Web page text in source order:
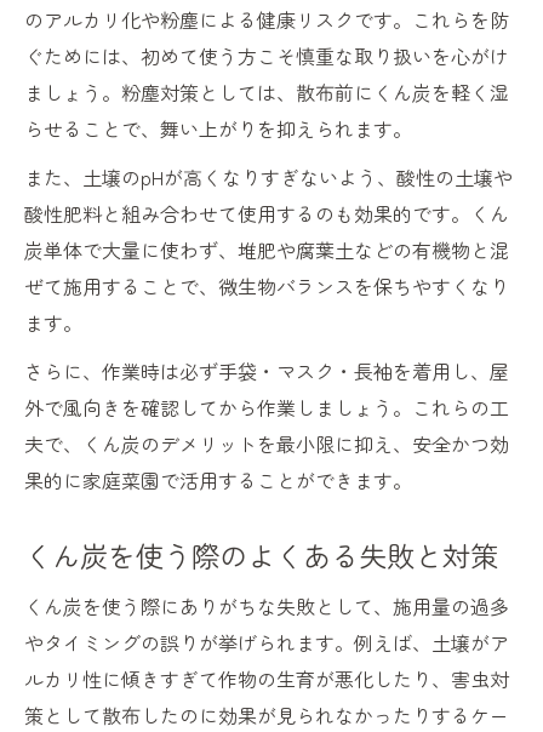
のアルカリ化や粉塵による健康リスクです。これらを防
ぐためには、初めて使う方こそ慎重な取り扱いを心がけ
ましょう。粉塵対策としては、散布前にくん炭を軽く湿
らせることで、舞い上がりを抑えられます。
また、土壌のpHが高くなりすぎないよう、酸性の土壌や
酸性肥料と組み合わせて使用するのも効果的です。くん
炭単体で大量に使わず、堆肥や腐葉土などの有機物と混
ぜて施用することで、微生物バランスを保ちやすくなり
ます。
さらに、作業時は必ず手袋・マスク・長袖を着用し、屋
外で風向きを確認してから作業しましょう。これらの工
夫で、くん炭のデメリットを最小限に抑え、安全かつ効
果的に家庭菜園で活用することができます。
くん炭を使う際のよくある失敗と対策
くん炭を使う際にありがちな失敗として、施用量の過多
やタイミングの誤りが挙げられます。例えば、土壌がア
ルカリ性に傾きすぎて作物の生育が悪化したり、害虫対
策として散布したのに効果が見られなかったりするケー